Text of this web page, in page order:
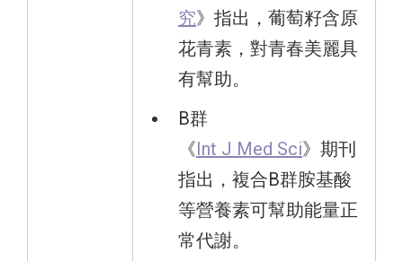
究》指出，葡萄籽含原
花青素，對青春美麗具
有幫助。
B群
《 Int J Med Sci》期刊
指出，複合B群胺基酸
等營養素可幫助能量正
常代謝。